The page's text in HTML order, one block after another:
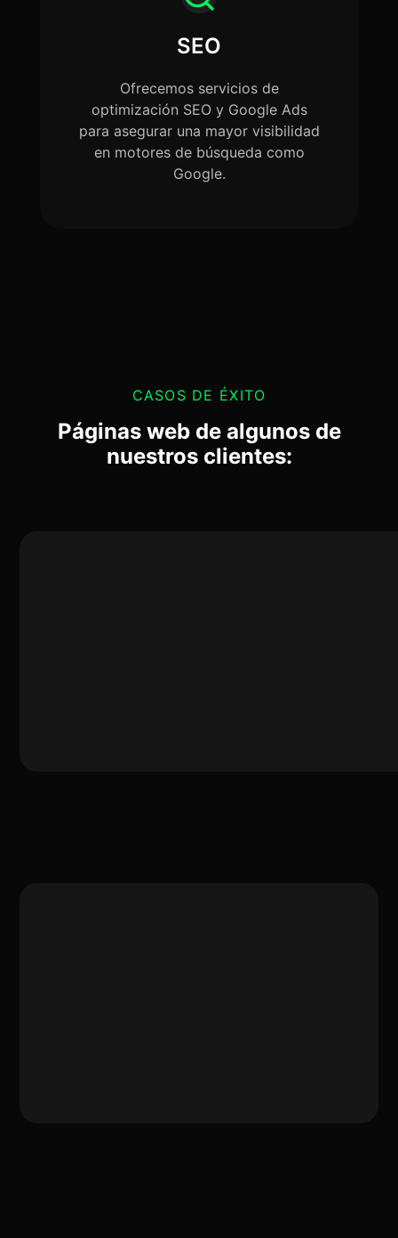
SEO
Ofrecemos servicios de
optimización SEO y Google Ads
para asegurar una mayor visibilidad
en motores de búsqueda como
Google.
CASOS DE ÉXITO
Páginas web de algunos de
nuestros clientes: